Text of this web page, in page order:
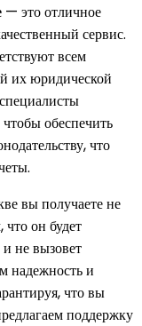
— это отличное
сервис.
всем
их юридической
обеспечить
что
вы получаете не
что он будет
не вызовет
надежность и
что вы
поддержку